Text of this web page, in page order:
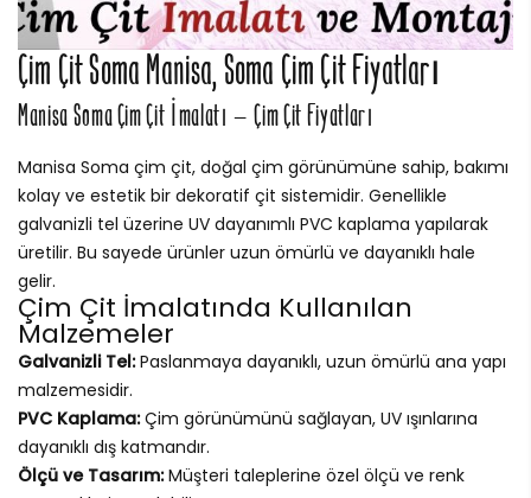
Çim Çit Soma Manisa, Soma Çim Çit Fiyatları
Manisa Soma Çim Çit İmalatı – Çim Çit Fiyatları
Manisa Soma çim çit, doğal çim görünümüne sahip, bakımı
kolay ve estetik bir dekoratif çit sistemidir. Genellikle
galvanizli tel üzerine UV dayanımlı PVC kaplama yapılarak
üretilir. Bu sayede ürünler uzun ömürlü ve dayanıklı hale
gelir.
Çim Çit İmalatında Kullanılan
Malzemeler
Galvanizli Tel:Paslanmaya dayanıklı, uzun ömürlü ana yapı
malzemesidir.
PVC Kaplama:Çim görünümünü sağlayan, UV ışınlarına
dayanıklı dış katmandır.
Ölçü ve Tasarım:Müşteri taleplerine özel ölçü ve renk